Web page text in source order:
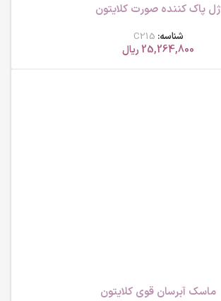
ژل پاک کننده صورت کلایتون
شناسه: C215
25,264,800 ریال
ماسک آبرسان قوی کلایتون